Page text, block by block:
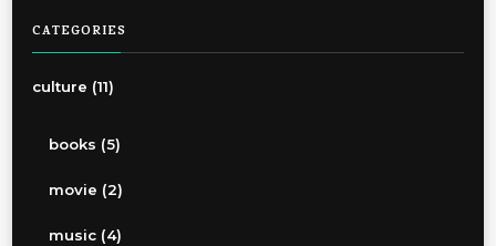
CATEGORIES
culture (11)
books (5)
movie (2)
music (4)